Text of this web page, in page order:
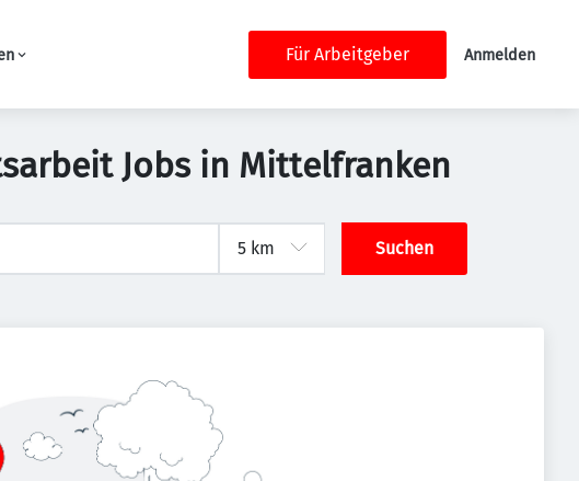
Für Arbeitgeber Anmelden
Jobs in Mittelfranken
Suchen